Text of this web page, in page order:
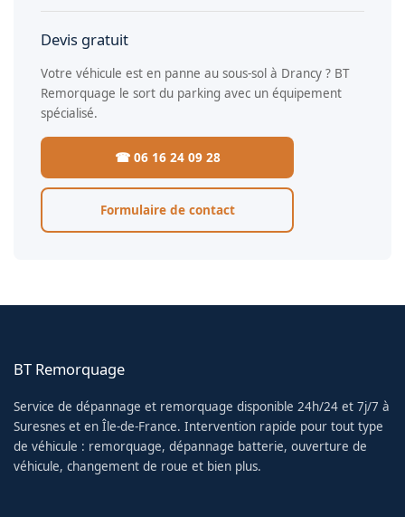
Devis gratuit
Votre véhicule est en panne au sous-sol à Drancy ? BT
Remorquage le sort du parking avec un équipement
spécialisé.
☎ 06 16 24 09 28
Formulaire de contact
BT Remorquage
Service de dépannage et remorquage disponible 24h/24 et 7j/7 à
Suresnes et en Île-de-France. Intervention rapide pour tout type
de véhicule : remorquage, dépannage batterie, ouverture de
véhicule, changement de roue et bien plus.